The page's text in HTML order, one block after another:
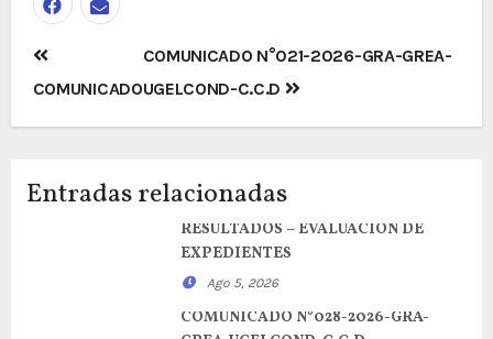
Navegación
de
entradas
COMUNICADO
COMUNICADO N°021-2026-GRA-GREA-
UGELCOND-C.C.D
Entradas relacionadas
RESULTADOS – EVALUACION DE
EXPEDIENTES
Ago 5, 2026
COMUNICADO N°028-2026-GRA-